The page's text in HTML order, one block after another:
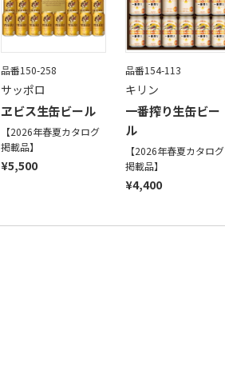
品番150-258
サッポロ
ヱビス生缶ビール
【2026年春夏カタログ
掲載品】
¥5,500
品番154-113
キリン
一番搾り生缶ビー
ル
【2026年春夏カタログ
掲載品】
¥4,400